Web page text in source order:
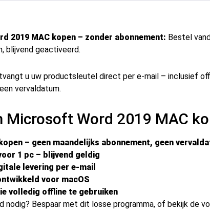
2019 MAC kopen – zonder abonnement: Bestel
blijvend geactiveerd.
u uw productsleutel direct per e-mail – inclusief
vervaldatum.
Microsoft Word 2019 MAC
– geen maandelijks abonnement, geen
1 pc – blijvend geldig
levering per e-mail
voor macOS
volledig offline te gebruiken
nodig? Bespaar met dit losse programma, of bekijk de